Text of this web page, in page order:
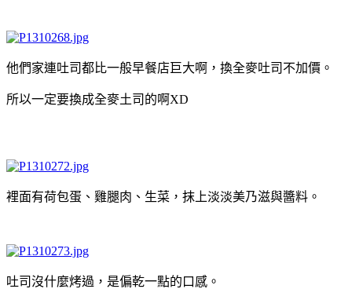
他們家連吐司都比一般早餐店巨大啊，換全麥吐司不加價。
所以一定要換成全麥土司的啊XD
裡面有荷包蛋、雞腿肉、生菜，抹上淡淡美乃滋與醬料。
吐司沒什麼烤過，是偏乾一點的口感。